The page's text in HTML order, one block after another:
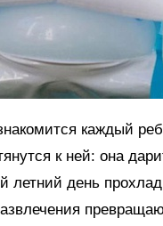
каждый
к ней: она
летний день